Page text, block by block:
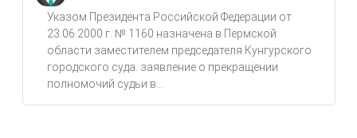
Указом Президента Российской Федерации от
23.06.2000 г. № 1160 назначена в Пермской
области заместителем председателя Кунгурского
городского суда. заявление о прекращении
полномочий судьи в...